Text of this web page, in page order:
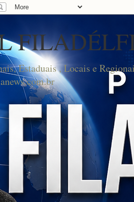
Estaduais , Locais e